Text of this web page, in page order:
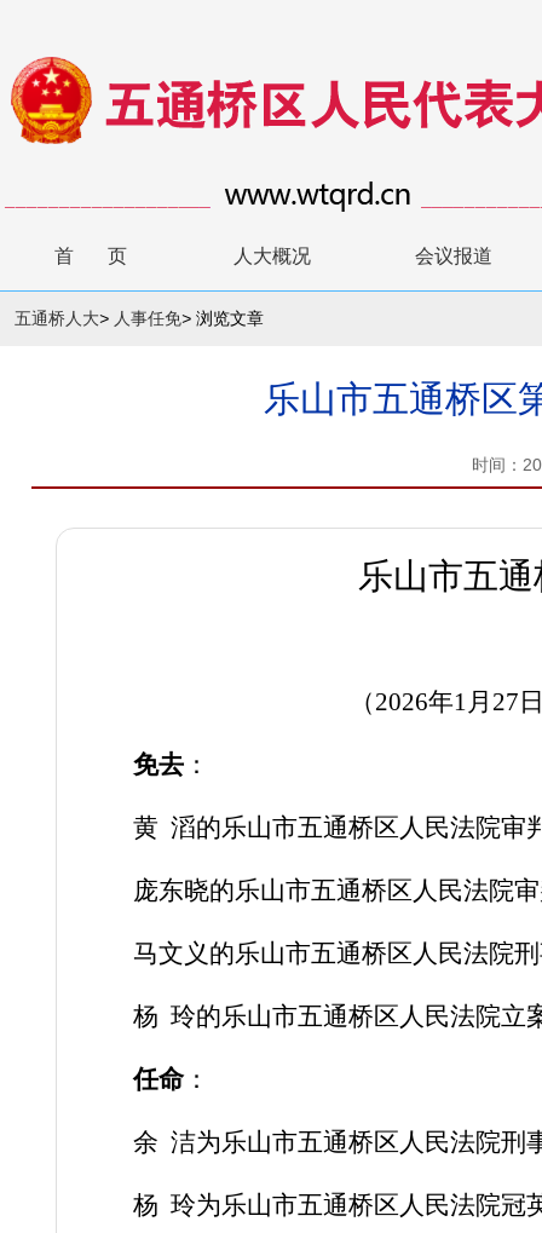
首 页 人大概况 会议报道
五通桥人大> 人事任免> 浏览文章
乐山市五通桥区
时间：
乐山市五
（2026年1月 27
免去：
黄 滔的乐山市五通桥区人民法院审
庞东晓的乐山市五通桥区人民法院
马文义的乐山市五通桥区人民法院
杨 玲的乐山市五通桥区人民法院立
任命：
余 洁为乐山市五通桥区人民法院刑
杨 玲为乐山市五通桥区人民法院冠